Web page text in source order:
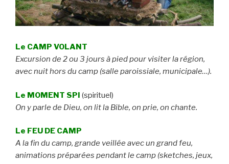
Le CAMP VOLANT
Excursion de 2 ou 3 jours à pied pour visiter la région,
avec nuit hors du camp (salle paroissiale, municipale…).
Le MOMENT SPI (spirituel)
On y parle de Dieu, on lit la Bible, on prie, on chante.
Le FEU DE CAMP
A la fin du camp, grande veillée avec un grand feu,
animations préparées pendant le camp (sketches, jeux,